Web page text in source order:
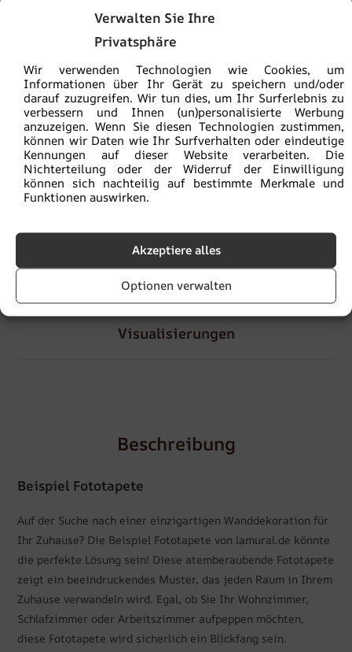
Verwalten Sie Ihre
Privatsphäre
Wir verwenden Technologien wie Cookies, um
Informationen über Ihr Gerät zu speichern und/oder
darauf zuzugreifen. Wir tun dies, um Ihr Surferlebnis zu
verbessern und Ihnen (un)personalisierte Werbung
anzuzeigen. Wenn Sie diesen Technologien zustimmen,
können wir Daten wie Ihr Surfverhalten oder eindeutige
Kennungen auf dieser Website verarbeiten. Die
Nichterteilung oder der Widerruf der Einwilligung
können sich nachteilig auf bestimmte Merkmale und
Funktionen auswirken.
Akzeptiere alles
Optionen verwalten
Die Versandkosten betragen
100€
versandkostenfrei
Lieferzeitvon 2 bis 4Werktagen
Die Mustergröße beträgt 30 x 50 cm. Das Muster enthält
die gesamte Grafik, sodass Sie die Farben beurteilen
können. Außerdem verfügt es über eine Zoomfunktion zur
Artikelnummer:
Visualisierungen
Beschreibung
Beispiel Fototapete
Auf der Suche nach einer einzigartigen Wanddekoration für
Ihr Zuhause? Die Beispiel Fototapete von lamural.de könnte
die perfekte Lösung sein! Diese atemberaubende Fototapete
zeigt ein beeindruckendes Muster, das jeden Raum in Ihrem
Zuhause verwandeln wird. Egal, ob Sie Ihr Wohnzimmer,
Schlafzimmer oder Arbeitszimmer aufpeppen möchten,
diese Fototapete wird sicherlich ein Blickfang sein.